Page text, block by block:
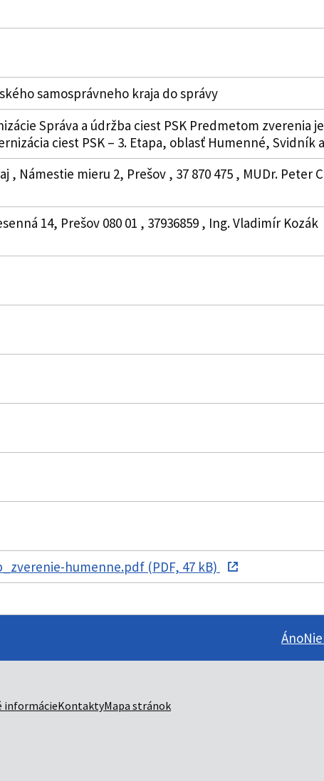
samosprávneho kraja do správy
Správa a údržba ciest PSK Predmetom zverenia
ciest PSK – 3. Etapa, oblasť Humenné, Svidník
, Námestie mieru 2, Prešov , 37 870 475 , MUDr. Peter
14, Prešov 080 01 , 37936859 , Ing. Vladimír Kozák
humenne.pdf (PDF, 47 kB)
ÁnoNie
informácieKontaktyMapa stránok